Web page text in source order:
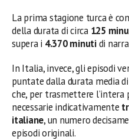
La prima stagione turca è
della durata di circa 125
supera i 4.370 minutidi
In Italia, invece, gli episodi
puntate dalla durata media di
che, per trasmettere l’intera
necessarie indicativamente
italiane, un numero
episodi originali.